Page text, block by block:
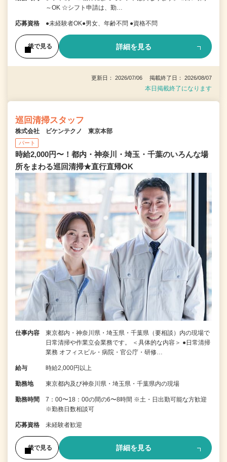
～OK ☆シフト申請は、勤…
応募資格 ●未経験者OK●男女、年齢不問 ●資格不問
後で見る 詳細を見る
更新日： 2026/07/06 掲載終了日： 2026/08/07
本日掲載終了になります
巡回清掃スタッフ
株式会社 ビケンテクノ 東京本部
パート
時給2,000円〜！都内・神奈川・埼玉・千葉のいろんな場
所をまわる巡回清掃★直行直帰OK
仕事内容
東京都内・神奈川県・埼玉県・千葉県（要相談）内の現場で
日常清掃や作業立会業務です。 ＜具体的な内容＞ ●日常清掃
業務 オフィスビル・病院・官公庁・研修…
給与 時給2,000円以上
勤務地 東京都内及び神奈川県・埼玉県・千葉県内の現場
勤務時間
7：00〜18：00の間の6〜8時間 ※土・日出勤可能な方歓迎
※勤務日数相談可
応募資格 未経験者歓迎
後で見る 詳細を見る